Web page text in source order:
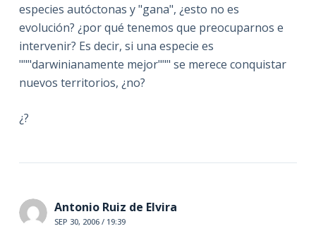
especies autóctonas y "gana", ¿esto no es
evolución? ¿por qué tenemos que preocuparnos e
intervenir? Es decir, si una especie es
"""darwinianamente mejor""" se merece conquistar
nuevos territorios, ¿no?
¿?
Antonio Ruiz de Elvira
SEP 30, 2006 / 19:39